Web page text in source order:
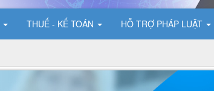
THUẾ - KẾ TOÁN HỖ TRỢ PHÁP LUẬT